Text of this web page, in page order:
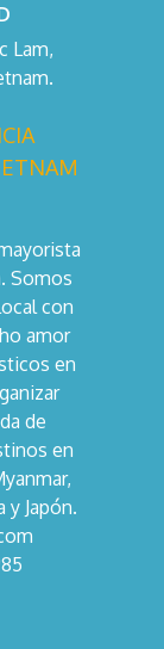
Lam,
Somos
con
amor
en
de
en
y Japón.